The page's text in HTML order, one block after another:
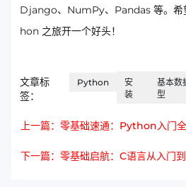
Django、NumPy、Pandas 等。希
hon 之旅开一个好头！
文章标
签：
Python
安
装
基本数
型
上一篇：零基础速通：Python入门
下一篇：零基础启航：C语言从入门